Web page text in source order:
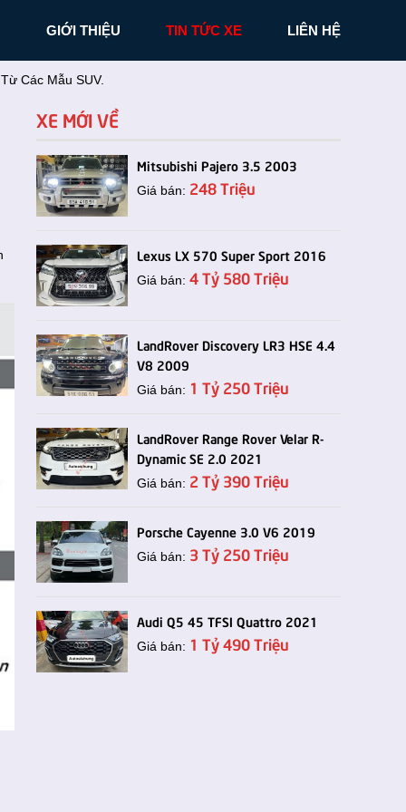
GIỚI THIỆU TIN TỨC XE LIÊN HỆ
Các Mẫu SUV.
XE MỚI VỀ
Mitsubishi Pajero 3.5 2003
Giá bán: 248 Triệu
Lexus LX 570 Super Sport 2016
Giá bán: 4 Tỷ 580 Triệu
LandRover Discovery LR3 HSE 4.4
V8 2009
Giá bán: 1 Tỷ 250 Triệu
LandRover Range Rover Velar R-
Dynamic SE 2.0 2021
Giá bán: 2 Tỷ 390 Triệu
Porsche Cayenne 3.0 V6 2019
Giá bán: 3 Tỷ 250 Triệu
Audi Q5 45 TFSI Quattro 2021
Giá bán: 1 Tỷ 490 Triệu